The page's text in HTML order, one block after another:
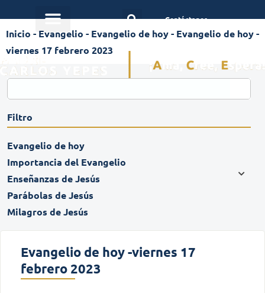
Contáctanos
Inicio - Evangelio - Evangelio de hoy- Evangelio de hoy -
viernes 17 febrero 2023
Filtro
Evangelio de hoy
Importancia del Evangelio
Enseñanzas de Jesús
Parábolas de Jesús
Milagros de Jesús
Evangelio de hoy -viernes 17
febrero 2023